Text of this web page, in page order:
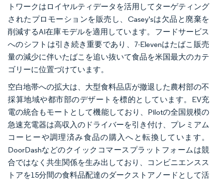
トワークはロイヤルティデータを活用してターゲティング
されたプロモーションを販売し、Casey'sは欠品と廃棄を
削減するAI在庫モデルを適用しています。フードサービス
へのシフトは引き続き重要であり、7-Elevenはたばこ販売
量の減少に伴いたばこを追い抜いて食品を米国最大のカテ
ゴリーに位置づけています。
空白地帯への拡大は、大型食料品店が撤退した農村部の不
採算地域や都市部のデザートを標的としています。EV充
電の統合もモートとして機能しており、Pilotの全国規模の
急速充電器は高収入のドライバーを引き付け、プレミアム
コーヒーや調理済み食品の購入へと転換しています。
DoorDashなどのクイックコマースプラットフォームは競
合ではなく共生関係を生み出しており、コンビニエンスス
トアを15分間の食料品配達のダークストアノードとして活